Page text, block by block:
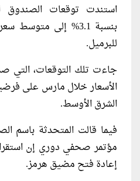
استندت توقعات الصندوق
للبرميل.
جاءت تلك التوقعات،
⁠الأسعار خلال مارس على
الشرق الأوسط.
فيما قالت ⁠المتحدثة باسم
مؤتمر صحفي دوري إن
إعادة فتح مضيق هرمز.